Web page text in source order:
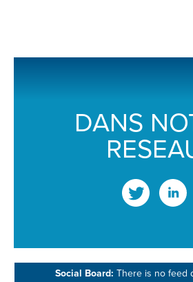
DANS
Social Board: There is no feed